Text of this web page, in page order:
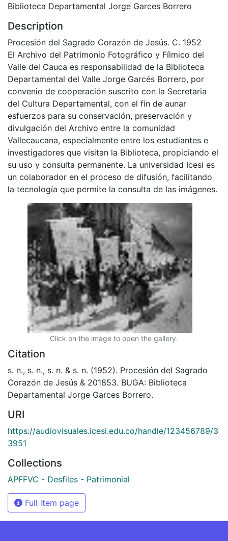
Biblioteca Departamental Jorge Garces Borrero
Description
Procesión del Sagrado Corazón de Jesús. C. 1952
El Archivo del Patrimonio Fotográfico y Fílmico del
Valle del Cauca es responsabilidad de la Biblioteca
Departamental del Valle Jorge Garcés Borrero, por
convenio de cooperación suscrito con la Secretaria
del Cultura Departamental, con el fin de aunar
esfuerzos para su conservación, preservación y
divulgación del Archivo entre la comunidad
Vallecaucana, especialmente entre los estudiantes e
investigadores que visitan la Biblioteca, propiciando el
su uso y consulta permanente. La universidad Icesi es
un colaborador en el proceso de difusión, facilitando
la tecnología que permite la consulta de las imágenes.
Click on the image to open the gallery.
Citation
s. n., s. n., s. n. & s. n. (1952). Procesión del Sagrado
Corazón de Jesús & 201853. BUGA: Biblioteca
Departamental Jorge Garces Borrero.
URI
https://audiovisuales.icesi.edu.co/handle/123456789/3
3951
Collections
APFFVC - Desfiles - Patrimonial
Full item page